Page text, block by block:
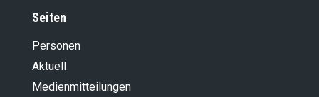
Seiten
Personen
Aktuell
Medienmitteilungen